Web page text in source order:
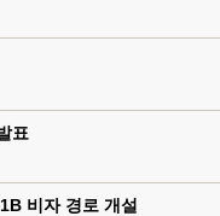
표
비자 경로 개설